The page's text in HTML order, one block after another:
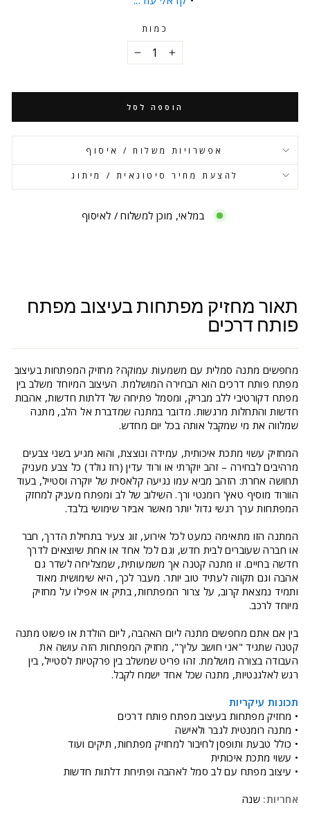
כמות
+
הוספה לסל
אפשרויות משלוח / איסוף
להצעת מחיר סיטונאית / מיתוג
במלאי, מוכן למשלוח / לאיסוף
תאור מחזיק מפתחות בעיצוב מפתח
פותח דרכים
מחפשים מתנה סמלית עם משמעות עמוקה? מחזיק המפתחות בעיצוב
מפתח פותח דרכים הוא הבחירה המושלמת. העיצוב המיוחד משלב בין
מפתח דקורטיבי ללב מבריק, ומסמל פתיחה של דלתות חדשות, אהבות
חדשות והתחלות מרגשות. מדובר במתנה שמדברת אל הלב, מתנה
שמלווה את מי שמקבל אותה בכל יום מחדש.
המחזיק עשוי מתכת איכותית, עמידה ונוצצת, והוא מגיע בשני צבעים
מרהיבים לבחירה – זהב יוקרתי או ורוד עדין (רוז גולד) כל צבע מעניק
תחושה אחרת: הזהב מביא עמו נגיעה קלאסית של יוקרה וסטייל, בעוד
הוורוד מוסיף טאץ' רומנטי ורך. השילוב של לב ומפתח מעניק למחזק
המפתחות ערך רגשי גדול יותר מאשר אביזר שימושי בלבד.
המתנה הזו מתאימה כמעט לכל אירוע, זוג צעיר בתחילת הדרך, חבר
או חברה שעוברים לבית חדש, וגם לכל אחד או אחת שיוצאים לדרך
חדשה בחיים. זו מתנה קטנה אך משמעותית, שמצליחה לשדר גם
אהבה וגם תקווה לעתיד טוב יותר. מעבר לכך, היא שימושית מאוד
ותמיד נמצאת קרוב, על צרור המפתחות, בתיק או אפילו על מחזיק
מיוחד לרכב.
בין אם אתם מחפשים מתנה ליום האהבה, ליום הולדת או פשוט מתנה
קטנה שתגיד "אני חושב עליך", מחזיק המפתחות הזה עושה את
העבודה בצורה מושלמת. זהו פריט שמשלב בין פרקטיות לסטייל, בין
רגש לאלגנטיות, מתנה שכל אחד ישמח לקבל.
תכונות עיקריות
• מחזיק מפתחות בעיצוב מפתח פותח דרכים
• מתנה רומנטית לגבר ולאישה
• כולל טבעת ותופסן לחיבור למחזיק מפתחות, תיקים ועוד
• עשוי מתכת איכותית
• עיצוב מפתח עם לב סמל לאהבה ופתיחת דלתות חדשות
אחריות: שנה